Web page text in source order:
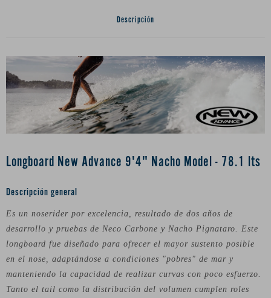
Descripción
Longboard New Advance 9'4" Nacho Model - 78.1 lts
Descripción general
Es un noserider por excelencia, resultado de dos años de
desarrollo y pruebas de Neco Carbone y Nacho Pignataro. Este
longboard fue diseñado para ofrecer el mayor sustento posible
en el nose, adaptándose a condiciones "pobres" de mar y
manteniendo la capacidad de realizar curvas con poco esfuerzo.
Tanto el tail como la distribución del volumen cumplen roles